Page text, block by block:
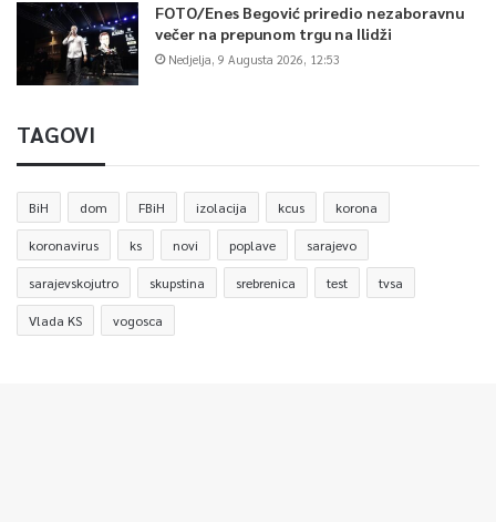
FOTO/Enes Begović priredio nezaboravnu
večer na prepunom trgu na Ilidži
Nedjelja, 9 Augusta 2026, 12:53
TAGOVI
BiH dom FBiH izolacija kcus korona
koronavirus ks novi poplave sarajevo
sarajevskojutro skupstina srebrenica test tvsa
Vlada KS vogosca